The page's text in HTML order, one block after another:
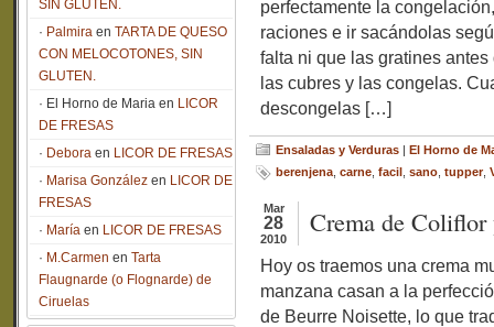
SIN GLUTEN.
Palmira en TARTA DE QUESO
CON MELOCOTONES, SIN
GLUTEN.
El Horno de Maria en LICOR
DE FRESAS
Debora en LICOR DE FRESAS
Marisa González en LICOR DE
FRESAS
María en LICOR DE FRESAS
M.Carmen en Tarta
Flaugnarde (o Flognarde) de
Ciruelas
perfectamente la
raciones e ir sacándolas
falta ni que las gratines
las cubres y las congelas.
descongelas […]
Ensaladas y Verduras | El Horno de
berenjena carne facil sano tupper,
Mar
28
2010
Crema de Coliflor
Hoy os traemos una crema
manzana casan a la
de Beurre Noisette, lo que